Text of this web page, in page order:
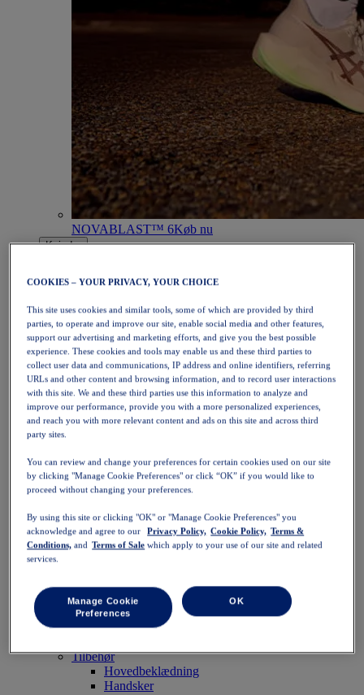
NOVABLAST™ 6Køb nu
Kvinder
Nyheder
Bestsellere
PLATINUM Collection
PERFORMANCE LIFE-kollektionen
NOVABLAST™ 6
Sko
Løb
Trailløb
Tennis
Volleyball
Håndbold
SportStyle
Toppe
Sports-bh'er
Kortærmede trøjer
Langærmede trøjer
Hættetrøjer og sweatshirts
Shorts
Tights og leggings
Bukser
Tilbehør
Hovedbeklædning
Handsker
COOKIES – YOUR PRIVACY, YOUR CHOICE
This site uses cookies and similar tools, some of which are provided by third
parties, to operate and improve our site, enable social media and other features,
support our advertising and marketing efforts, and give you the best possible
experience. These cookies and tools may enable us and these third parties to
collect user data and communications, IP address and online identifiers, referring
URLs and other content and browsing information, and to record user interactions
with this site. We and these third parties use this information to analyze and
improve our performance, provide you with a more personalized experiences,
and reach you with more relevant content and ads on this site and across third
party sites.
You can review and change your preferences for certain cookies used on our site
by clicking "Manage Cookie Preferences" or click “OK” if you would like to
proceed without changing your preferences.
By using this site or clicking "OK" or "Manage Cookie Preferences" you
acknowledge and agree to our
Privacy Policy, Cookie Policy, Terms &
Conditions, and Terms of Sale which apply to your use of our site and related
services.
Manage Cookie
Preferences
OK